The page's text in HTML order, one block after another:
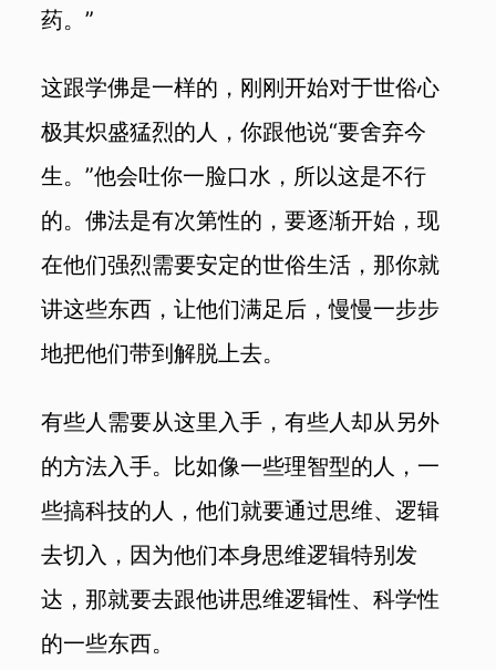
药。”
这跟学佛是一样的，刚刚开始对于世俗心
极其炽盛猛烈的人，你跟他说“要舍弃今
生。”他会吐你一脸口水，所以这是不行
的。佛法是有次第性的，要逐渐开始，现
在他们强烈需要安定的世俗生活，那你就
讲这些东西，让他们满足后，慢慢一步步
地把他们带到解脱上去。
有些人需要从这里入手，有些人却从另外
的方法入手。比如像一些理智型的人，一
些搞科技的人，他们就要通过思维、逻辑
去切入，因为他们本身思维逻辑特别发
达，那就要去跟他讲思维逻辑性、科学性
的一些东西。